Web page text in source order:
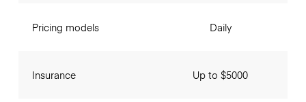
Pricing models
Insurance
Daily
Up to $5000